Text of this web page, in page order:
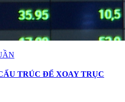
TRÚC ĐỂ XOAY TRỤC